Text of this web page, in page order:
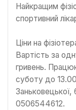
Найкращим
спортивний
Ціни на
Вартість за
гривень.
суботу до
0506544612.